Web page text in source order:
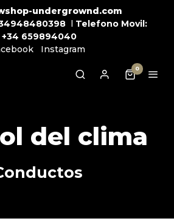
undergrownd.com
l Telefono Movil:
+34 659894040
Instagram
0
del clima